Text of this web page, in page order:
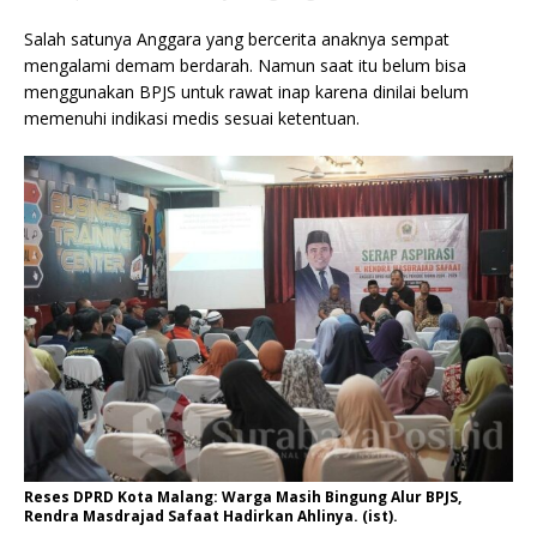
Salah satunya Anggara yang bercerita anaknya sempat
mengalami demam berdarah. Namun saat itu belum bisa
menggunakan BPJS untuk rawat inap karena dinilai belum
memenuhi indikasi medis sesuai ketentuan.
Reses DPRD Kota Malang: Warga Masih Bingung Alur BPJS,
Rendra Masdrajad Safaat Hadirkan Ahlinya. (ist).